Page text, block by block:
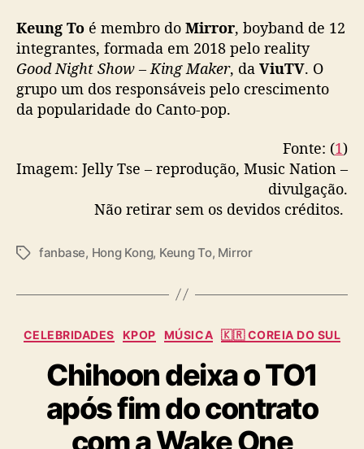
Keung To é membro do Mirror, boyband de 12
integrantes, formada em 2018 pelo reality
Good Night Show – King Maker, da ViuTV. O
grupo um dos responsáveis pelo crescimento
da popularidade do Canto-pop.
Fonte: (1)
Imagem: Jelly Tse – reprodução, Music Nation –
divulgação.
Não retirar sem os devidos créditos.
T
fanbase, Hong Kong, Keung To, Mirror
C
t
e
g
o
r
CELEBRIDADES KPOP MÚSICA 🇰🇷 COREIA DO SUL
Chihoon deixa o TO1
após fim do contrato
com a Wake One